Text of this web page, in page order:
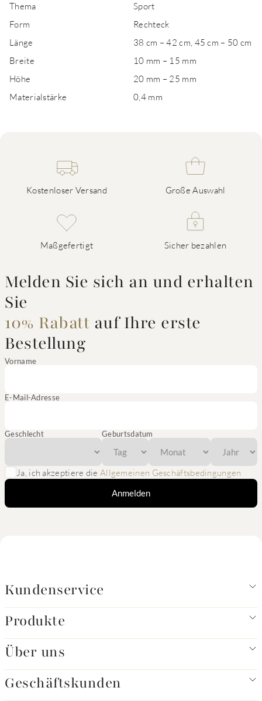
Thema
Sport
Form
Rechteck
Länge
38 cm – 42 cm, 45 cm – 50 cm
Breite
10 mm – 15 mm
Höhe
20 mm – 25 mm
Materialstärke
0,4 mm
Kostenloser Versand Große Auswahl
Maßgefertigt Sicher bezahlen
Melden Sie sich an und erhalten
Sie
10% Rabatt auf Ihre erste
Bestellung
Vorname
E-Mail-Adresse
Geschlecht Geburtsdatum
Ja, ich akzeptiere die Allgemeinen Geschäftsbedingungen
Anmelden
Kundenservice
Produkte
Über uns
Geschäftskunden